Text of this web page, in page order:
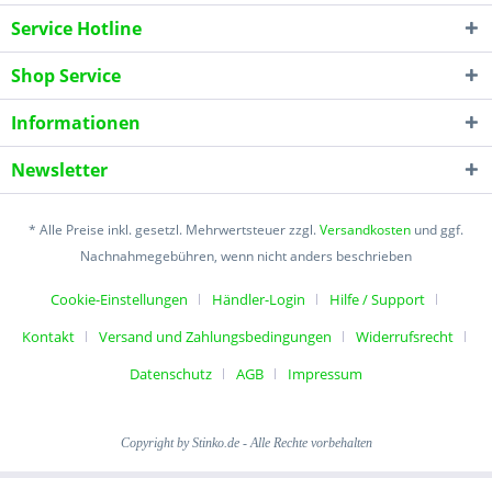
Service Hotline
Shop Service
Informationen
Newsletter
* Alle Preise inkl. gesetzl. Mehrwertsteuer zzgl.Versandkosten und ggf.
Nachnahmegebühren, wenn nicht anders beschrieben
Cookie-Einstellungen Händler-Login
Hilfe / Support
Kontakt
Versand und Zahlungsbedingungen
Widerrufsrecht
Datenschutz
AGB Impressum
Copyright by Stinko.de - Alle Rechte vorbehalten